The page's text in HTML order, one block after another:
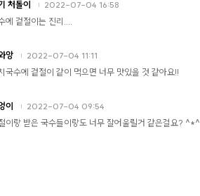
처돌이 2022-07-04 16:58
에 겉절이는 진리....
앙 2022-07-04 11:11
국수에 겉절이 같이 먹으면 너무 맛있을 것 같아요!!
이 2022-07-04 09:54
이랑 받은 국수들이랑도 너무 잘어울릴거 같은걸요? ^*^